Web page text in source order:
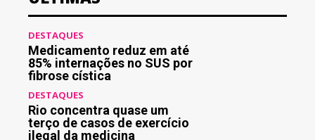
DESTAQUES
Medicamento reduz em até
85% internações no SUS por
fibrose cística
DESTAQUES
Rio concentra quase um
terço de casos de exercício
ilegal da medicina